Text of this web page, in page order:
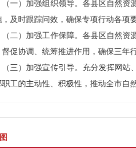
（一）加强组织领导。各县区自然
，及时跟踪问效，确保专项行动各项
（二）加强工作保障。各县区自然
督促协调、统筹推进作用，确保三年
（三）加强宣传引导。充分发挥网
职工的主动性、积极性，推动全市自